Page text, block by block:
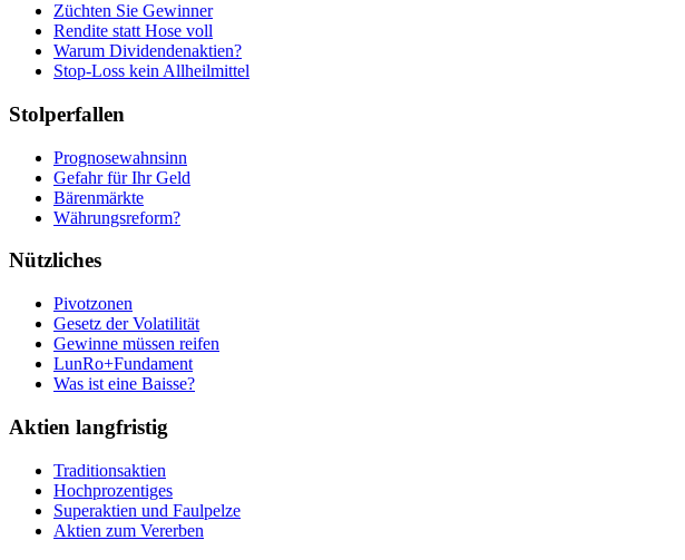
Züchten Sie Gewinner
Rendite statt Hose voll
Warum Dividendenaktien?
Stop-Loss kein Allheilmittel
Stolperfallen
Prognosewahnsinn
Gefahr für Ihr Geld
Bärenmärkte
Währungsreform?
Nützliches
Pivotzonen
Gesetz der Volatilität
Gewinne müssen reifen
LunRo+Fundament
Was ist eine Baisse?
Aktien langfristig
Traditionsaktien
Hochprozentiges
Superaktien und Faulpelze
Aktien zum Vererben